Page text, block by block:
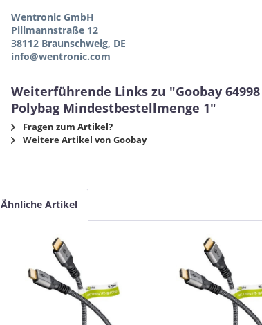
Wentronic GmbH
Pillmannstraße 12
38112 Braunschweig, DE
info@wentronic.com
Weiterführende Links zu "Goobay
Polybag Mindestbestellmenge 1"
Fragen zum Artikel?
Weitere Artikel von Goobay
Ähnliche Artikel